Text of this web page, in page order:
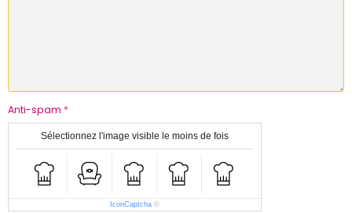
Anti-spam
Sélectionnez l'image visible le moins de fois
IconCaptcha ©